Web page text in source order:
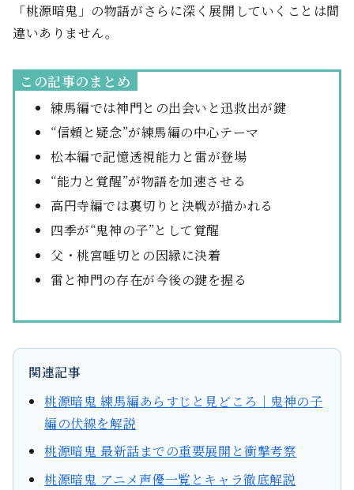
「桃源暗鬼」の物語がさらに深く展開していくことは間
違いありません。
この記事のまとめ
練馬編では神門との出会いと迅救出が鍵
“信頼と疑念”が練馬編の中心テーマ
松本編で記憶透視能力と雷が登場
“能力と覚醒”が物語を加速させる
高円寺編では裏切りと決戦が描かれる
四季が“鬼神の子”として覚醒
父・桃宮唾切との因縁に決着
雷と神門の存在が今後の鍵を握る
関連記事
桃源暗鬼 練馬編あらすじと見どころ｜鬼神の子
編の伏線を解説
桃源暗鬼 最新話までの重要展開と衝撃考察
桃源暗鬼 アニメ声優一覧とキャラ徹底解説